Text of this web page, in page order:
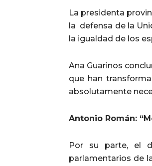
La presidenta
la defensa de la
la igualdad de los
Ana Guarinos
que han
absolutamente
Antonio Román:
Por su parte, el
parlamentarios de